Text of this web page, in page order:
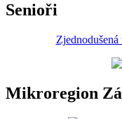
Senioři
Mikroregion